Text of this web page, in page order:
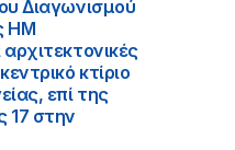
Διαγωνισμού
ΗΜ
κτίριο
επί της
17 στην